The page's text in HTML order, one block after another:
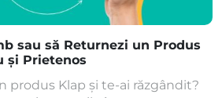
sau să Returnezi un Produs
și Prietenos
produs Klap și te-ai răzgândit?